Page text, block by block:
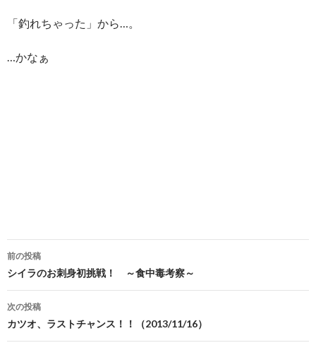
「釣れちゃった」から…。
…かなぁ
投
稿
ナ
ビ
ゲ
前の投稿
シイラのお刺身初挑戦！ ～食中毒考察～
次の投稿
カツオ、ラストチャンス！！（2013/11/16）